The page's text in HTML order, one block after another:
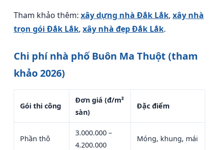
Tham khảo thêm: xây dựng nhà Đắk Lắk, xây nhà
trọn gói Đắk Lắk, xây nhà đẹp Đắk Lắk.
Chi phí nhà phố Buôn Ma Thuột (tham
khảo 2026)
Gói thi công
Đơn giá (đ/m²
sàn)
Đặc điểm
Phần thô
3.000.000 –
4.200.000
Móng, khung, mái